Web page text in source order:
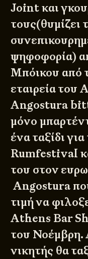
Joint και
τους(θυμίζει
ψηφοφορία)
Μπόικου από
εταιρεία του
Angostura
μόνο
ένα ταξίδι
Rumfestival
του στον
Angostura
τιμή να
Athens Bar
του Νοέμβρη.
νικητής θα